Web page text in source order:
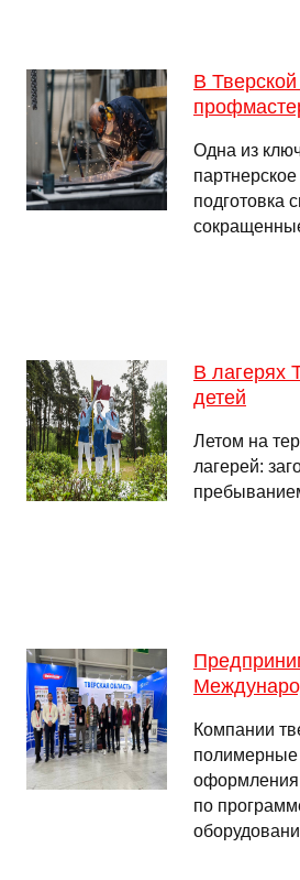
В
Одна из
подготовка
В лагерях
детей
Летом на
лагерей:
Компании
полимерные
оформления
по